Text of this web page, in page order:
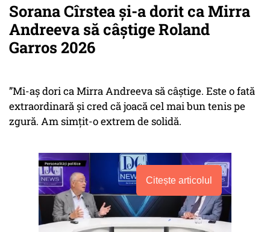
Sorana Cîrstea și-a dorit ca Mirra
Andreeva să câștige Roland
Garros 2026
”Mi-aș dori ca Mirra Andreeva să câștige. Este o fată
extraordinară și cred că joacă cel mai bun tenis pe
zgură. Am simțit-o extrem de solidă.
Citește articolul